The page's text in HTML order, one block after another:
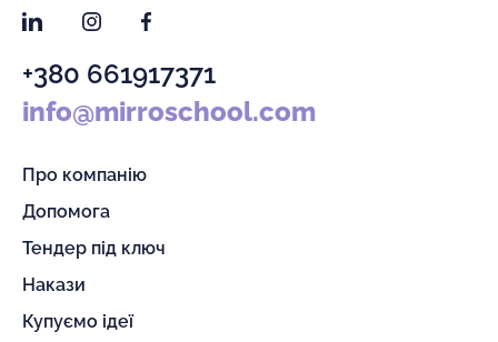
LinkedInInstagramFacebook
+380 661917371
info@mirroschool.com
Про компанію
Допомога
Тендер під ключ
Накази
Купуємо ідеї